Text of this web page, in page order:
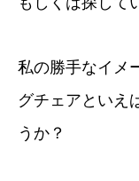
私の勝手なイメ
グチェアといえ
うか？